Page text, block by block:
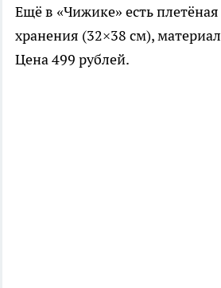
Ещё в «Чижике» есть
хранения (32×38 см),
Цена 499 рублей.